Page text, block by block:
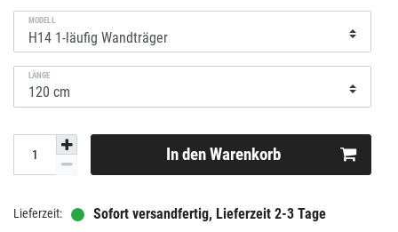
MODELL
LÄNGE
In den Warenkorb
Sofort versandfertig, Lieferzeit 2-3 Tage